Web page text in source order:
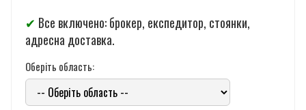
✔ Все включено: брокер, експедитор, стоянки,
адресна доставка.
Оберіть область: